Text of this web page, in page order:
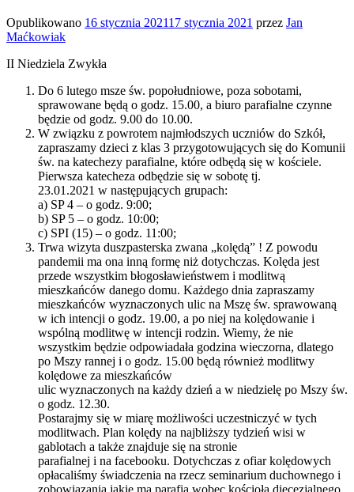
Opublikowano 16 stycznia 202117 stycznia 2021 przez Jan
Maćkowiak
II Niedziela Zwykła
Do 6 lutego msze św. popołudniowe, poza sobotami,
sprawowane będą o godz. 15.00, a biuro parafialne czynne
będzie od godz. 9.00 do 10.00.
W związku z powrotem najmłodszych uczniów do Szkół,
zapraszamy dzieci z klas 3 przygotowujących się do Komunii
św. na katechezy parafialne, które odbędą się w kościele.
Pierwsza katecheza odbędzie się w sobotę tj.
23.01.2021 w następujących grupach:
a) SP 4 – o godz. 9:00;
b) SP 5 – o godz. 10:00;
c) SPI (15) – o godz. 11:00;
Trwa wizyta duszpasterska zwana „kolędą” ! Z powodu
pandemii ma ona inną formę niż dotychczas. Kolęda jest
przede wszystkim błogosławieństwem i modlitwą
mieszkańców danego domu. Każdego dnia zapraszamy
mieszkańców wyznaczonych ulic na Mszę św. sprawowaną
w ich intencji o godz. 19.00, a po niej na kolędowanie i
wspólną modlitwę w intencji rodzin. Wiemy, że nie
wszystkim będzie odpowiadała godzina wieczorna, dlatego
po Mszy rannej i o godz. 15.00 będą również modlitwy
kolędowe za mieszkańców
ulic wyznaczonych na każdy dzień a w niedzielę po Mszy św.
o godz. 12.30.
Postarajmy się w miarę możliwości uczestniczyć w tych
modlitwach. Plan kolędy na najbliższy tydzień wisi w
gablotach a także znajduje się na stronie
parafialnej i na facebooku. Dotychczas z ofiar kolędowych
opłacaliśmy świadczenia na rzecz seminarium duchownego i
zobowiązania jakie ma parafia wobec kościoła diecezjalnego